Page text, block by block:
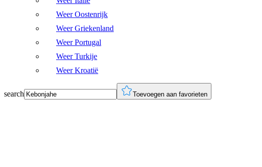
Weer Oostenrijk
Weer Griekenland
Weer Portugal
Weer Turkije
Weer Kroatië
search Toevoegen aan favorieten